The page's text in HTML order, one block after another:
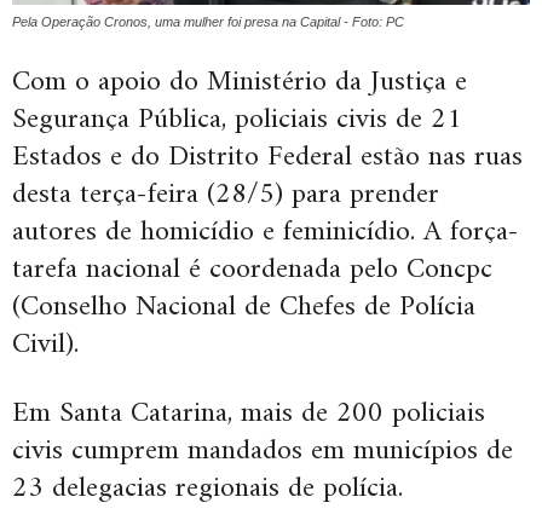
Pela Operação Cronos, uma mulher foi presa na Capital - Foto: PC
Com o apoio do Ministério da Justiça e
Segurança Pública, policiais civis de 21
Estados e do Distrito Federal estão nas ruas
desta terça-feira (28/5) para prender
autores de homicídio e feminicídio. A força-
tarefa nacional é coordenada pelo Concpc
(Conselho Nacional de Chefes de Polícia
Civil).
Em Santa Catarina, mais de 200 policiais
civis cumprem mandados em municípios de
23 delegacias regionais de polícia.